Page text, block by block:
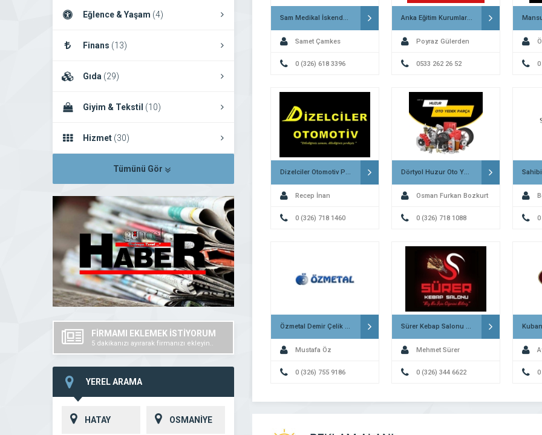
Eğlence & Yaşam (4)
Finans (13)
Gıda (29)
Giyim & Tekstil (10)
Hizmet (30)
Tümünü Gör
FİRMAMI EKLEMEK İSTİYORUM
5 dakikanızı ayırarak firmanızı ekleyin..
YEREL ARAMA
HATAY OSMANİYE
Sam Medikal İskenderun
Samet Çamkes
0 (326) 618 3396
Anka Eğitim Kurumları İskenderun
Poyraz Gülerden
0533 262 26 52 0
Dizelciler Otomotiv Payas
Recep İnan
0 (326) 718 1460
Dörtyol Huzur Oto Yedek Parça
Osman Furkan Bozkurt
0 (326) 718 1088 0
Özmetal Demir Çelik ve Kömür Payas
Mustafa Öz
0 (326) 755 9186
Sürer Kebap Salonu Kırıkhan
Mehmet Sürer
0 (326) 344 6622 0